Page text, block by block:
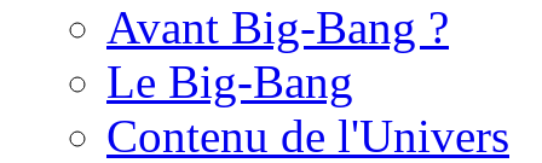
Avant Big-Bang ?
Le Big-Bang
Contenu de l'Univers